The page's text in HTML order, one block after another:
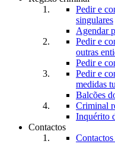
Pedir e
singulares
Agendar
Pedir e
outras
Pedir e
Pedir e
medidas
Balcões
Criminal
Inquérito
Contactos